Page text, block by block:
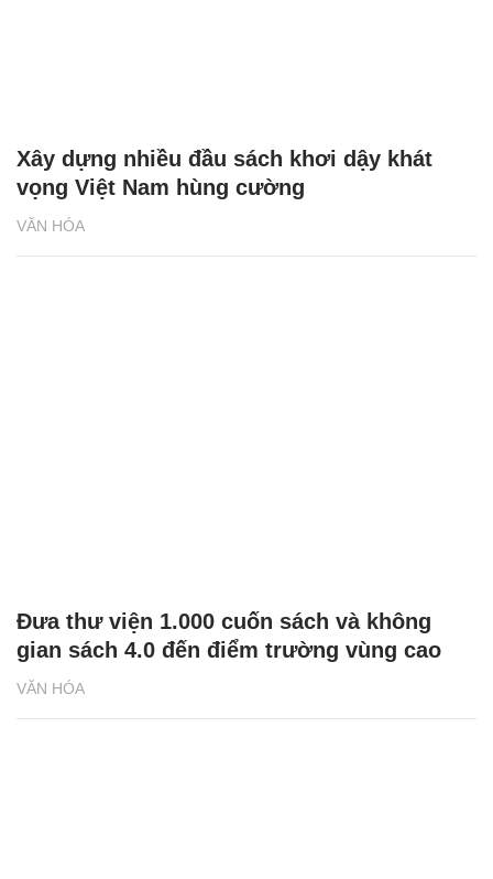
VĂN HÓA
Xây dựng nhiều đầu sách khơi dậy khát
vọng Việt Nam hùng cường
VĂN HÓA
Đưa thư viện 1.000 cuốn sách và không
gian sách 4.0 đến điểm trường vùng cao